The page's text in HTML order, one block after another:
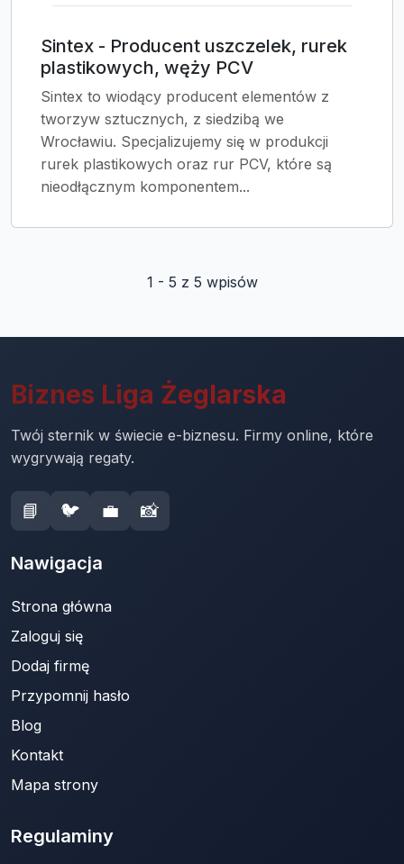
Sintex - Producent uszczelek, rurek
plastikowych, węży PCV
Sintex to wiodący producent elementów z
tworzyw sztucznych, z siedzibą we
Wrocławiu. Specjalizujemy się w produkcji
rurek plastikowych oraz rur PCV, które są
nieodłącznym komponentem...
1 - 5 z 5 wpisów
Biznes Liga Żeglarska
Twój sternik w świecie e-biznesu. Firmy online, które
wygrywają regaty.
📘 🐦 💼 📸
Nawigacja
Strona główna
Zaloguj się
Dodaj firmę
Przypomnij hasło
Blog
Kontakt
Mapa strony
Regulaminy